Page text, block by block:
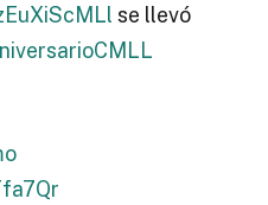
se llevó